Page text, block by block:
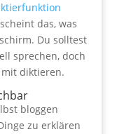
das, was
Du solltest
sprechen, doch
mit diktieren.
bloggen
zu erklären